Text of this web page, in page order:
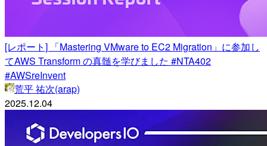
[レポート] 「Mastering VMware to EC2 Migration」に参加し
てAWS Transform の真髄を学びました #NTA402
#AWSreInvent
荒平 祐次(arap)
2025.12.04